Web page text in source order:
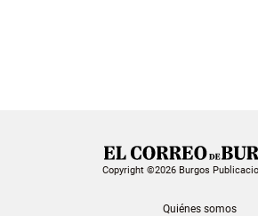
Copyright ©2026 Burgos
Quiénes somos